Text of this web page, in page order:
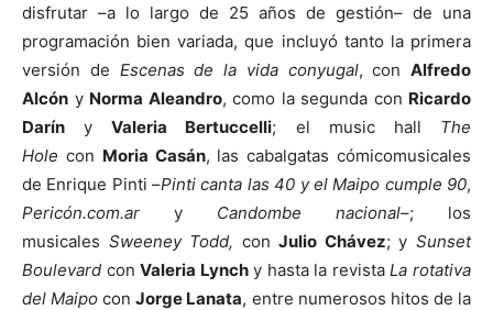
disfrutar –a lo largo de 25 años de gestión– de una
programación bien variada, que incluyó tanto la primera
versión de Escenas de la vida conyugal, con Alfredo
Alcón y Norma Aleandro, como la segunda con Ricardo
Darín yValeria Bertuccelli; el music hall The
Hole con Moria Casán, las cabalgatas cómicomusicales
de Enrique Pinti –Pinti canta las 40 y el Maipo cumple 90,
Pericón.com.ar y Candombe nacional–; los
musicales Sweeney Todd, conJulio Chávez; ySunset
Boulevard conValeria Lynchy hasta la revistaLa rotativa
del Maipo conJorge Lanata, entre numerosos hitos de la